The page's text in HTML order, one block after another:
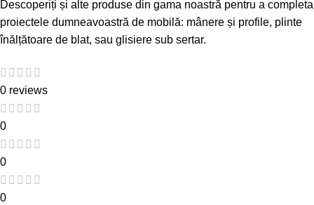
Descoperiți și alte produse din gama noastră pentru a completa
proiectele dumneavoastră de mobilă: mânere și profile, plinte
înălțătoare de blat, sau glisiere sub sertar.
0 reviews
0
0
0